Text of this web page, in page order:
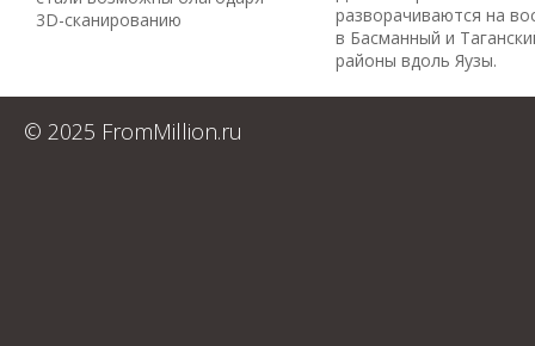
3D-сканированию
разворачиваются на
в Басманный и
районы вдоль Яузы.
© 2025 FromMillion.ru